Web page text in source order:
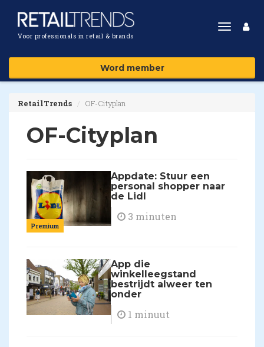
Voor professionals in retail & brands
Toggle
Word member
RetailTrends OF-Cityplan
OF-Cityplan
Premium
Appdate: Stuur een
personal shopper naar
de Lidl
3 minuten
App die
winkelleegstand
bestrijdt alweer ten
onder
1 minuut